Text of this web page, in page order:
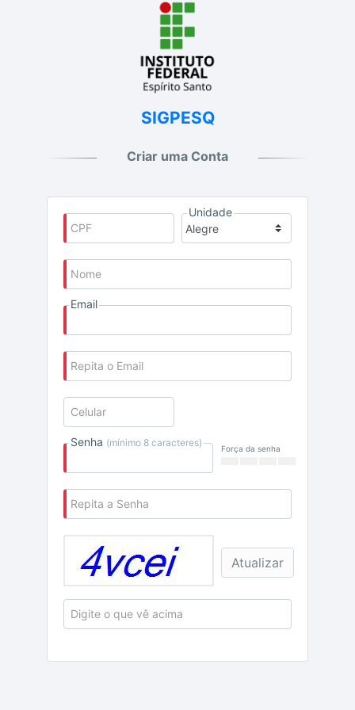
Sigpesq
Criar uma Conta
CPF
Unidade
Nome
Email
Repita o Email
Celular
Senha (mínimo 8 caracteres) Força da senha
Repita a Senha
Atualizar
Digite o que vê acima